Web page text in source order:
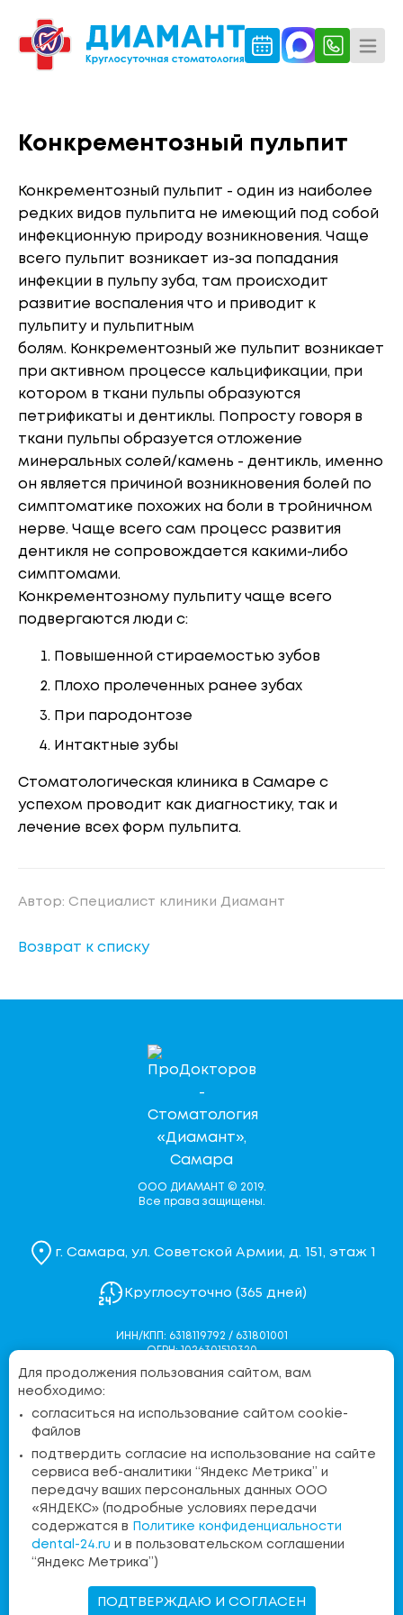
Конкрементозный пульпит
Конкрементозный пульпит - один из наиболее
редких видов пульпита не имеющий под собой
инфекционную природу возникновения. Чаще
всего пульпит возникает из-за попадания
инфекции в пульпу зуба, там происходит
развитие воспаления что и приводит к
пульпиту и пульпитным
болям. Конкрементозный же пульпит возникает
при активном процессе кальцификации, при
котором в ткани пульпы образуются
петрификаты и дентиклы. Попросту говоря в
ткани пульпы образуется отложение
минеральных солей/камень - дентикль, именно
он является причиной возникновения болей по
симптоматике похожих на боли в тройничном
нерве. Чаще всего сам процесс развития
дентикля не сопровождается какими-либо
симптомами.
Конкрементозному пульпиту чаще всего
подвергаются люди с:
Повышенной стираемостью зубов
Плохо пролеченных ранее зубах
При пародонтозе
Интактные зубы
Стоматологическая клиника в Самаре с
успехом проводит как диагностику, так и
лечение всех форм пульпита.
Автор: Специалист клиники Диамант
Возврат к списку
ООО ДИАМАНТ © 2019.
Все права защищены.
г. Самара, ул. Советской Армии, д. 151, этаж 1
Круглосуточно (365 дней)
ИНН/КПП: 6318119792 / 631801001
ОГРН: 1026301519320
Политика конфиденциальности
Согласие на обработку персональных данных через
Контакты контролирующих органов
Бесплатная линия:
8 (800) 555-36-15
Запись на прием
Для продолжения пользования сайтом, вам
необходимо:
согласиться на использование сайтом cookie-
файлов
подтвердить согласие на использование на сайте
сервиса веб-аналитики “Яндекс Метрика” и
передачу ваших персональных данных ООО
«ЯНДЕКС» (подробные условиях передачи
содержатся в
Политике конфиденциальности
dental-24.ru и в пользовательском соглашении
“Яндекс Метрика”)
ПОДТВЕРЖДАЮ И СОГЛАСЕН